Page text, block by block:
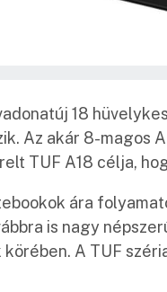
18
Az akár 8-magos
TUF A18 célja,
ára
is nagy
A TUF